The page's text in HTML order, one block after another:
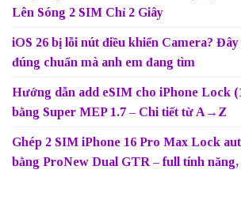
Lên Sóng 2 SIM Chỉ 2 Giây
iOS 26 bị lỗi nút điều khiển Camera?
đúng chuẩn mà anh em đang tìm
Hướng dẫn add eSIM cho iPhone Lock
bằng Super MEP 1.7 – Chi tiết từ A→Z
Ghép 2 SIM iPhone 16 Pro Max Lock
bằng ProNew Dual GTR – full tính